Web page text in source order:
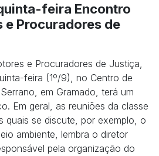
feira Encontro
e Procuradores de
e Procuradores de Justiça,
feira (1º/9), no Centro de
em Gramado, terá um
Em geral, as reuniões da classe
quais se discute, por exemplo, o
ambiente, lembra o diretor
pela organização do